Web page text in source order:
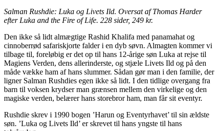
Salman Rushdie: Luka og Livets Ild. Oversat af Thomas Harder
efter Luka and the Fire of Life. 228 sider, 249 kr.
Den ikke så lidt almægtige Rashid Khalifa med panamahat og
cinnoberrød safariskjorte falder i en dyb søvn. Almagten kommer vi
tilbage til, foreløbig er det op til hans 12-årige søn Luka at rejse til
Magiens Verden, dens allerinderste, og stjæle Livets Ild og på den
måde vække ham af hans slummer. Sådan gør man i den familie, der
ligner Salman Rushdies egen ikke så lidt. I den tidlige overgang fra
barn til voksen krydser man grænsen mellem den virkelige og den
magiske verden, belærer hans storebror ham, man får sit eventyr.
Rushdie skrev i 1990 bogen ’Harun og Eventyrhavet’ til sin ældste
søn. ’Luka og Livets Ild’ er skrevet til hans yngste til hans